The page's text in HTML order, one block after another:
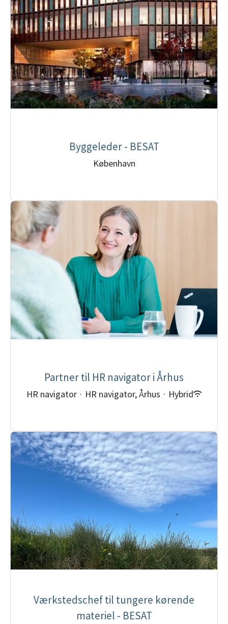
Byggeleder - BESAT
København
Partner til HR navigator i Århus
HR navigator · HR navigator, Århus · Hybrid
Værkstedschef til tungere kørende
materiel - BESAT